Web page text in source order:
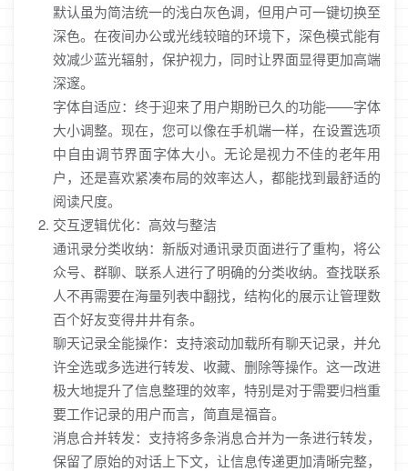
默认虽为简洁统一的浅白灰色调，但用户可一键切换至
深色。在夜间办公或光线较暗的环境下，深色模式能有
效减少蓝光辐射，保护视力，同时让界面显得更加高端
深邃。
字体自适应：终于迎来了用户期盼已久的功能——字体
大小调整。现在，您可以像在手机端一样，在设置选项
中自由调节界面字体大小。无论是视力不佳的老年用
户，还是喜欢紧凑布局的效率达人，都能找到最舒适的
阅读尺度。
交互逻辑优化：高效与整洁
通讯录分类收纳：新版对通讯录页面进行了重构，将公
众号、群聊、联系人进行了明确的分类收纳。查找联系
人不再需要在海量列表中翻找，结构化的展示让管理数
百个好友变得井井有条。
聊天记录全能操作：支持滚动加载所有聊天记录，并允
许全选或多选进行转发、收藏、删除等操作。这一改进
极大地提升了信息整理的效率，特别是对于需要归档重
要工作记录的用户而言，简直是福音。
消息合并转发：支持将多条消息合并为一条进行转发，
保留了原始的对话上下文，让信息传递更加清晰完整，